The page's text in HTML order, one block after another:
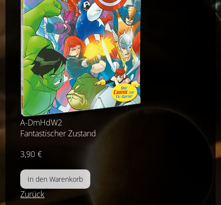
A-DmHdW2
Fantastischer Zustand
3,90 €
Zurück